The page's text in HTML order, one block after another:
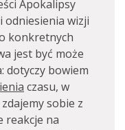
Apokalipsy
odniesienia wizji
konkretnych
jest być może
dotyczy bowiem
czasu, w
sobie z
reakcje na